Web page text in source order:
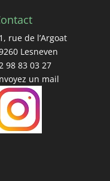
rue de l’Argoat
Lesneven
98 83 03 27
un mail